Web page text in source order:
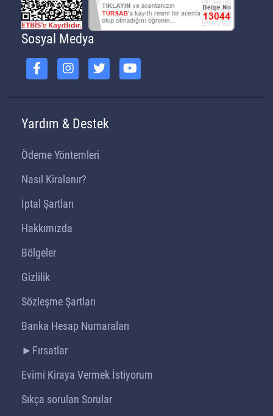
Sosyal Medya
Yardım & Destek
Ödeme Yöntemleri
Nasıl Kiralanır?
İptal Şartları
Hakkımızda
Bölgeler
Gizlilik
Sözleşme Şartları
Banka Hesap Numaraları
►Fırsatlar
Evimi Kiraya Vermek İstiyorum
Sıkça sorulan Sorular